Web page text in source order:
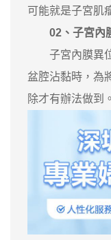
可能就是子宮肌
02、子宮內
子宮內膜異位
盆腔沾黏時，為
除才有辦法做到。